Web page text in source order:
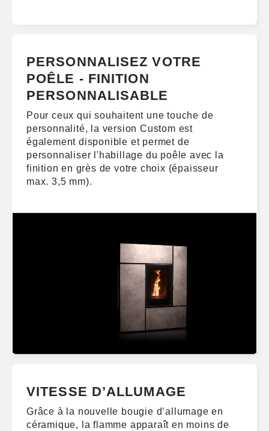
PERSONNALISEZ VOTRE
POÊLE - FINITION
PERSONNALISABLE
Pour ceux qui souhaitent une touche de
personnalité, la version Custom est
également disponible et permet de
personnaliser l'habillage du poêle avec la
finition en grès de votre choix (épaisseur
max. 3,5 mm).
VITESSE D’ALLUMAGE
Grâce à la nouvelle bougie d’allumage en
céramique, la flamme apparaît en moins de